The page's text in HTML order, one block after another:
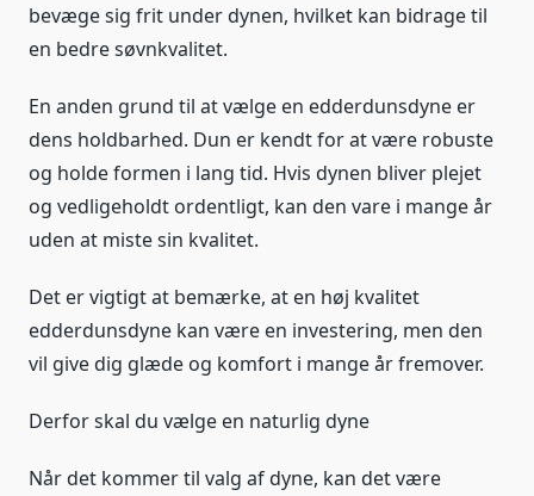
bevæge sig frit under dynen, hvilket kan bidrage til
en bedre søvnkvalitet.
En anden grund til at vælge en edderdunsdyne er
dens holdbarhed. Dun er kendt for at være robuste
og holde formen i lang tid. Hvis dynen bliver plejet
og vedligeholdt ordentligt, kan den vare i mange år
uden at miste sin kvalitet.
Det er vigtigt at bemærke, at en høj kvalitet
edderdunsdyne kan være en investering, men den
vil give dig glæde og komfort i mange år fremover.
Derfor skal du vælge en naturlig dyne
Når det kommer til valg af dyne, kan det være